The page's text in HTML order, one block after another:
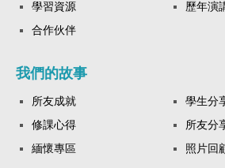
學習資源
歷年演
合作伙伴
我們的故事
所友成就
學生分
修課心得
所友分
緬懷專區
照片回